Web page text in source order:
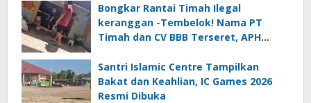
Bongkar Rantai Timah Ilegal
keranggan -Tembelok! Nama PT
Timah dan CV BBB Terseret, APH
Santri Islamic Centre Tampilkan
Bakat dan Keahlian, IC Games 2026
Resmi Dibuka